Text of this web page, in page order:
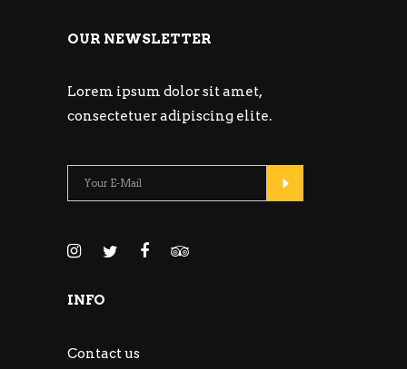
OUR NEWSLETTER
Lorem ipsum dolor sit amet,
consectetuer adipiscing elite.
INFO
Contact us